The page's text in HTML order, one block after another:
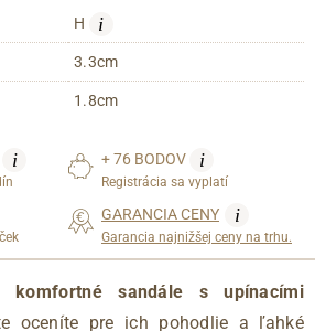
H i
3.3cm
1.8cm
i + 76 BODOV i
Registrácia sa vyplatí
GARANCIA CENY i
Garancia najnižšej ceny na trhu.
komfortné sandále s upínacími
oceníte pre ich pohodlie a ľahké